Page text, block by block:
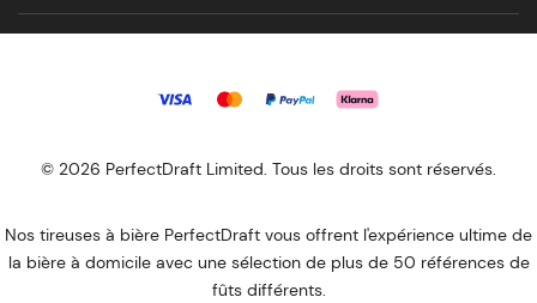
© 2026 PerfectDraft Limited. Tous les droits sont réservés.
Nos tireuses à bière PerfectDraft vous offrent l'expérience ultime de
la bière à domicile avec une sélection de plus de 50 références de
fûts différents.